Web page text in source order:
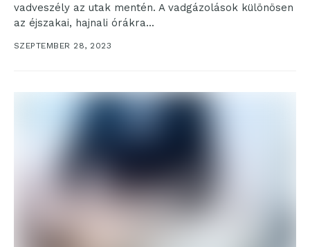
vadveszély az utak mentén. A vadgázolások különösen
az éjszakai, hajnali órákra...
SZEPTEMBER 28, 2023